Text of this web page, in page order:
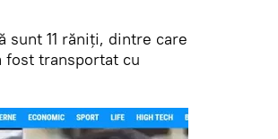
sunt 11 răniți, dintre care
transportat cu